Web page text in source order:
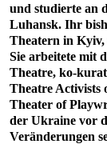
und studierte an
Luhansk. Ihr
Theatern in
Sie arbeitete mit
Theatre, ko-
Theatre Activists
Theater of
der Ukraine vor
Veränderungen